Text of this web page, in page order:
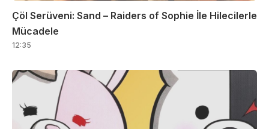
Çöl Serüveni: Sand – Raiders of Sophie İle Hilecilerle
Mücadele
12:35